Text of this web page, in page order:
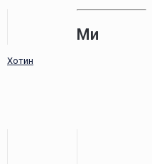
Хотин
Ми